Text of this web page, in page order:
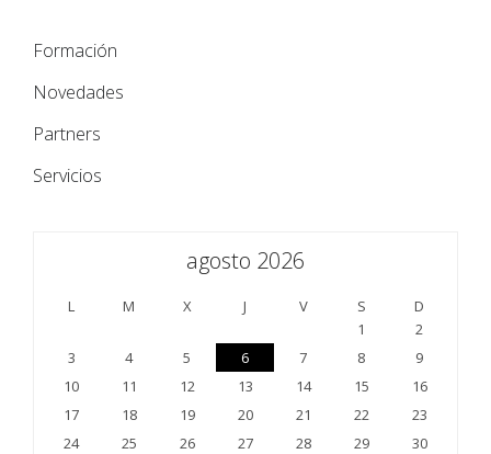
Formación
Novedades
Partners
Servicios
agosto 2026
L M X J V S
D
1
2
3
4 5 6 7 8
9
10
11 12 13 14 15
16
17
18 19 20 21 22
23
24
25 26 27 28 29
30